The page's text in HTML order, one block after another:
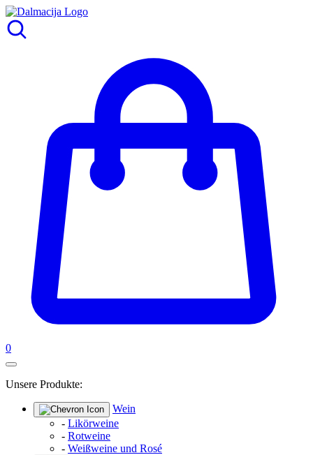
0
Unsere Produkte:
Wein
- Likörweine
- Rotweine
- Weißweine und Rosé